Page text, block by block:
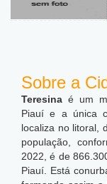
Sobre a
Teresina é um
Piauí e a única
localiza no litoral,
população,
2022, é de
Piauí. Está